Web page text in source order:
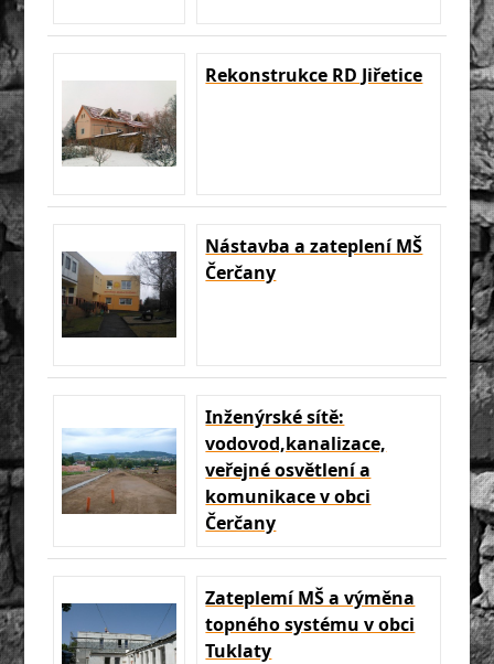
Rekonstrukce RD Jiřetice
Nástavba a zateplení MŠ
Čerčany
Inženýrské sítě:
vodovod,kanalizace,
veřejné osvětlení a
komunikace v obci
Čerčany
Zateplemí MŠ a výměna
topného systému v obci
Tuklaty